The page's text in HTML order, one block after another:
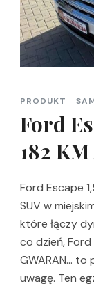
PRODUKT
Ford
182
Ford Escape
SUV w
które łączy
co dzień, Ford
GWARAN…
uwagę. Ten